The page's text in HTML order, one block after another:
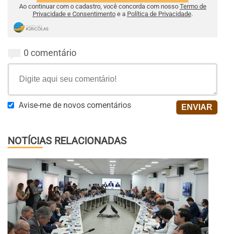
Ao continuar com o cadastro, você concorda com nosso Termo de
Privacidade e Consentimentoe a Política de Privacidade.
0 comentário
Avise-me de novos comentários
NOTÍCIAS RELACIONADAS